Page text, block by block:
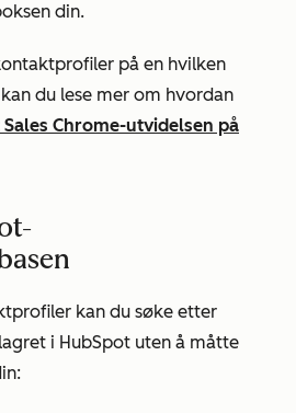
din.
på en hvilken
du lese mer om hvordan
Sales Chrome-utvidelsen på
kan du søke etter
i HubSpot uten å måtte